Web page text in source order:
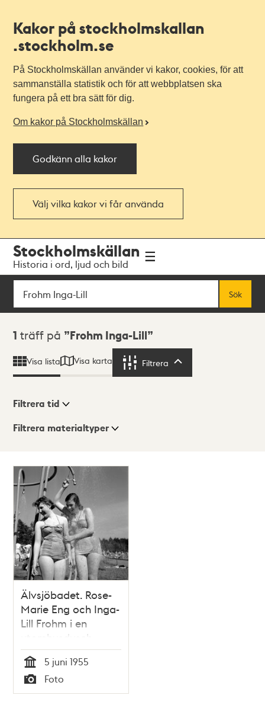
Kakor på stockholmskallan
.stockholm.se
På Stockholmskällan använder vi kakor, cookies, för att
sammanställa statistik och för att webbplatsen ska
fungera på ett bra sätt för dig.
Om kakor på Stockholmskällan
Godkänn alla kakor
Välj vilka kakor vi får använda
navigationen
huvudinnehållet
Stockholmskällan
Historia i ord, ljud och bild
Sök
Sök
Sökresultat
1 träff på Frohm Inga-Lill
Visa lista Visa karta Filtrera
Visningsläge
ListaKarta
Filtrera tid
Filtrera materialtyper
träffar
Älvsjöbadet. Rose-
Marie Eng och Inga-
Lill Frohm i en
utomhusdusch
Tid
5 juni 1955
Typ
Foto